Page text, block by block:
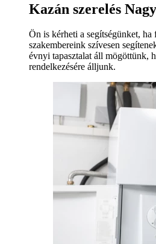
Kazán szerelés
Ön is kérheti a segítségünket,
szakembereink szívesen
évnyi tapasztalat áll mögöttünk,
rendelkezésére álljunk.